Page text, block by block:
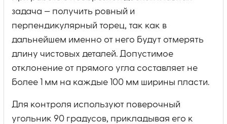
задача — получить ровный и
перпендикулярный торец, так как в
дальнейшем именно от него будут отмерять
длину чистовых деталей. Допустимое
отклонение от прямого угла составляет не
более 1 мм на каждые 100 мм ширины пласти.
Для контроля используют поверочный
угольник 90 градусов, прикладывая его к